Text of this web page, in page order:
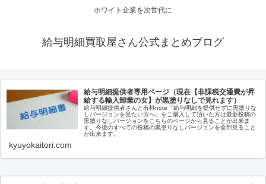
ホワイト企業を次世代に
給与明細買取屋さん公式まとめブログ
給与明細提供者専用ページ（現在【非課税交通費が昇
給する輸入卸業の女】が黒塗りなしで見れます）
給与明細提供者さんと有料note「給与明細を提供せずに黒塗りな
しバージョンを見たい方へ」をご購入して頂いた方は最新投稿の
黒塗りなしバージョンをこちらのページから見ることが出来ま
す。今後のすべての投稿の黒塗りなしバージョンを全部見ること
が出来ます。
kyuyokaitori.com